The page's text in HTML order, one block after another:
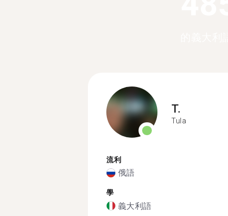
T.
Tula
流利
俄語
學
義大利語